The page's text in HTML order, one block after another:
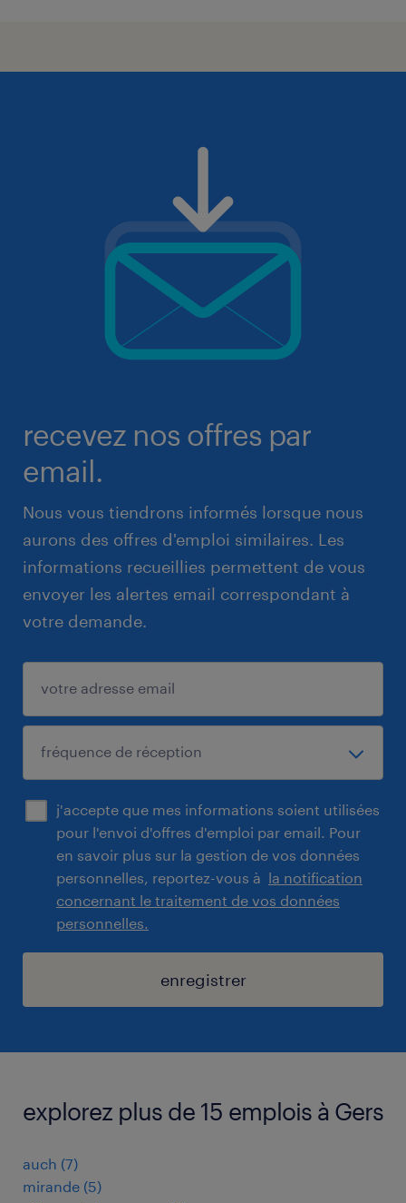
recevez nos offres par
email.
Nous vous tiendrons informés lorsque nous
aurons des offres d'emploi similaires. Les
informations recueillies permettent de vous
envoyer les alertes email correspondant à
votre demande.
j'accepte que mes informations soient utilisées
pour l'envoi d'offres d'emploi par email. Pour
en savoir plus sur la gestion de vos données
personnelles, reportez-vous à la notification
concernant le traitement de vos données
personnelles.
enregistrer
explorez plus de 15 emplois à Gers
auch (7)
mirande (5)